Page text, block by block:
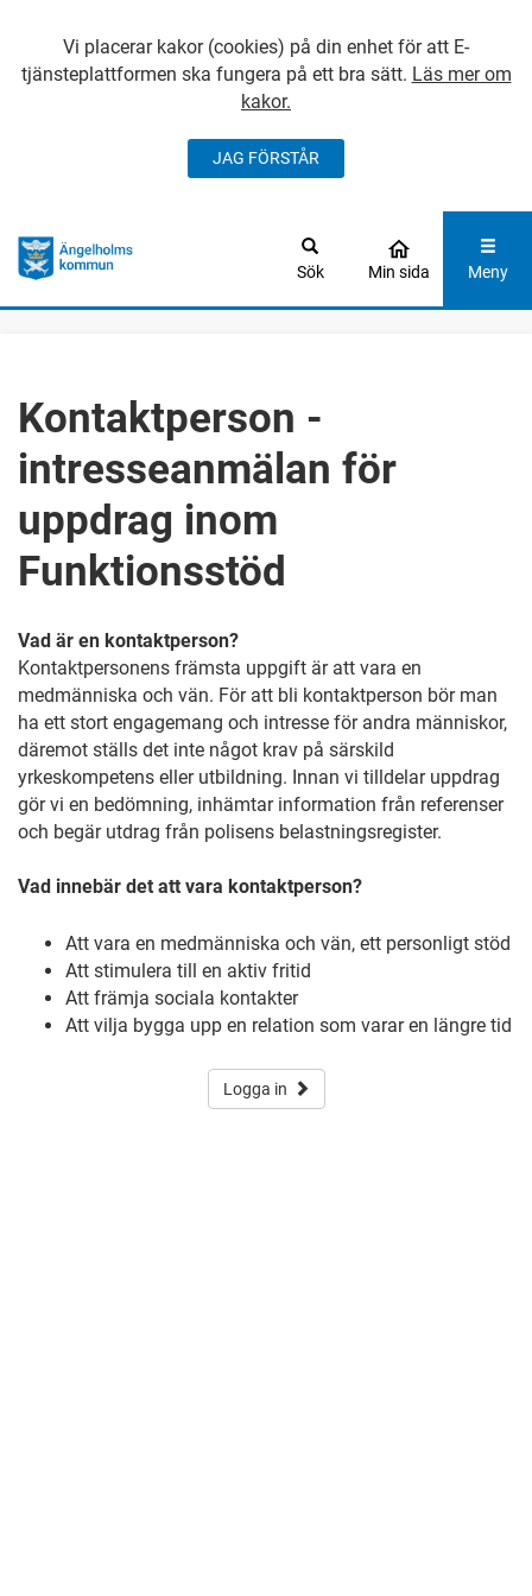
Vi placerar kakor (cookies) på din enhet för att E-
tjänsteplattformen ska fungera på ett bra sätt. Läs mer om
kakor.
JAG FÖRSTÅR
GÅ DIREKT TILL
Sök Min sida Meny
Kontaktperson -
intresseanmälan för
uppdrag inom
Funktionsstöd
Vad är en kontaktperson?
Kontaktpersonens främsta uppgift är att vara en
medmänniska och vän. För att bli kontaktperson bör man
ha ett stort engagemang och intresse för andra människor,
däremot ställs det inte något krav på särskild
yrkeskompetens eller utbildning. Innan vi tilldelar uppdrag
gör vi en bedömning, inhämtar information från referenser
och begär utdrag från polisens belastningsregister.
Vad innebär det att vara kontaktperson?
Att vara en medmänniska och vän, ett personligt stöd
Att stimulera till en aktiv fritid
Att främja sociala kontakter
Att vilja bygga upp en relation som varar en längre tid
Logga in